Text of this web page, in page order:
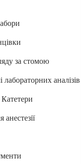
за стомою
лабораторних аналізів
анестезії